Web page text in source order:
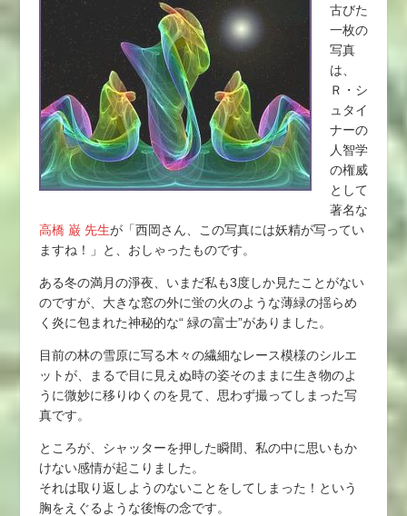
古びた
一枚の
写真
は、
Ｒ・シ
ュタイ
ナーの
人智学
の権威
として
著名な
高橋 巌 先生が「西岡さん、この写真には妖精が写ってい
ますね！」と、おしゃったものです。
ある冬の満月の淨夜、いまだ私も3度しか見たことがない
のですが、大きな窓の外に蛍の火のような薄緑の揺らめ
く炎に包まれた神秘的な“ 緑の富士”がありました。
目前の林の雪原に写る木々の繊細なレース模様のシルエ
ットが、まるで目に見えぬ時の姿そのままに生き物のよ
うに微妙に移りゆくのを見て、思わず撮ってしまった写
真です。
ところが、シャッターを押した瞬間、私の中に思いもか
けない感情が起こりました。
それは取り返しようのないことをしてしまった！という
胸をえぐるような後悔の念です。